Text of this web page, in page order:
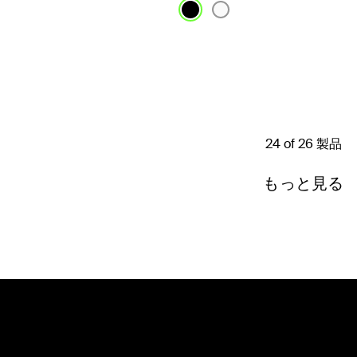
24 of 26 製品
もっと見る